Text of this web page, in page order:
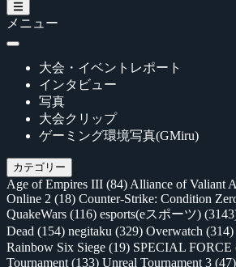
メニュー
大会・イベントレポート
インタビュー
写真
大会クリップ
ゲーミング環境写真(GMiru)
カテゴリー
Age of Empires III (84) Alliance of Valiant
Online 2 (18) Counter-Strike: Condition
QuakeWars (116) esports(eスポーツ)
Dead (154) negitaku (329) Overwatch (314)
Rainbow Six Siege (19) SPECIAL FORCE
Tournament (133) Unreal Tournament 3 (47)